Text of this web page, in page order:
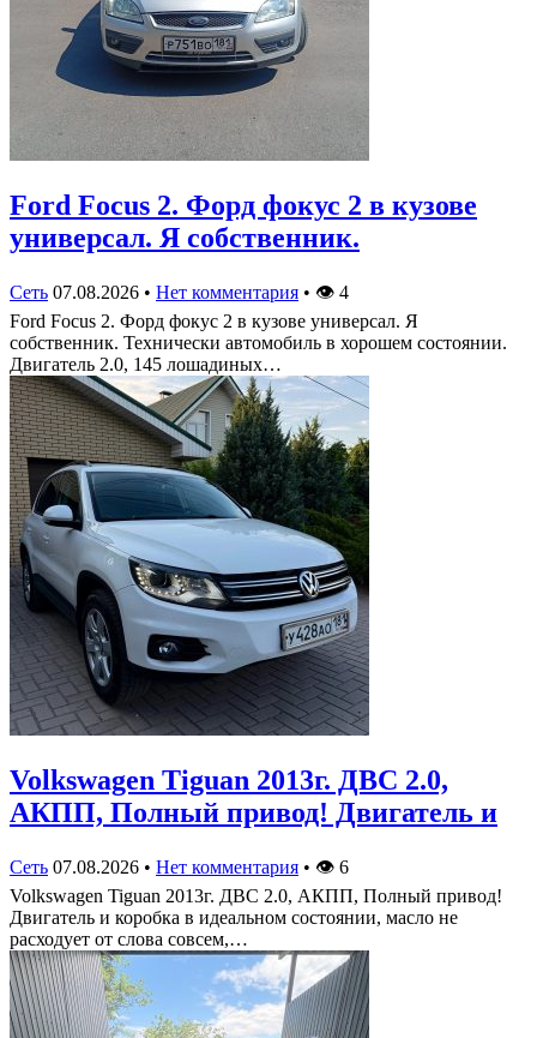
Ford Focus 2. Форд фокус 2 в кузове
универсал. Я собственник.
Сеть 07.08.2026 • Нет комментария • 👁 4
Ford Focus 2. Форд фокус 2 в кузове универсал. Я
собственник. Технически автомобиль в хорошем состоянии.
Двигатель 2.0, 145 лошадиных…
Volkswagen Tiguan 2013г. ДВС 2.0,
АКПП, Полный привод! Двигатель и
Сеть 07.08.2026 • Нет комментария • 👁 6
Volkswagen Tiguan 2013г. ДВС 2.0, АКПП, Полный привод!
Двигатель и коробка в идеальном состоянии, масло не
расходует от слова совсем,…